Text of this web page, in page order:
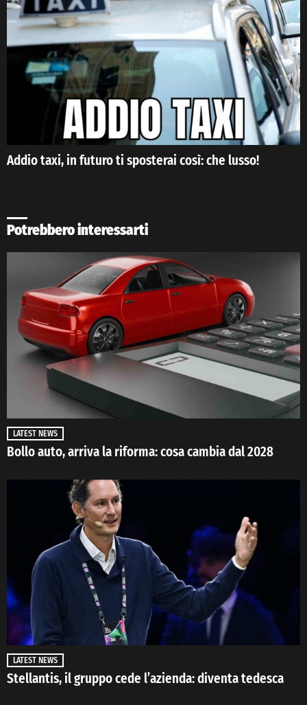
Addio taxi, in futuro ti sposterai così: che lusso!
Potrebbero interessarti
LATEST NEWS
Bollo auto, arriva la riforma: cosa cambia dal 2028
LATEST NEWS
Stellantis, il gruppo cede l’azienda: diventa tedesca